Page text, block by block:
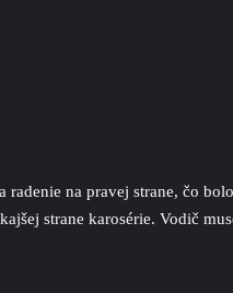
na pravej strane, čo
strane karosérie. Vodič